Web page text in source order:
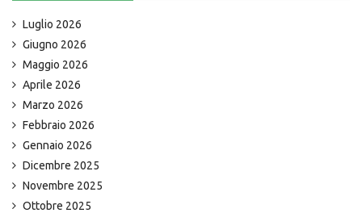
Luglio 2026
Giugno 2026
Maggio 2026
Aprile 2026
Marzo 2026
Febbraio 2026
Gennaio 2026
Dicembre 2025
Novembre 2025
Ottobre 2025